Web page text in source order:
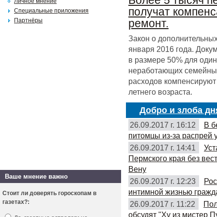
получат
ремонт.
Закон о
января 2016 года.
в размере 50% для
неработающих
расходов
летнего возраста.
Добро и злоба
26.09.2017 г. 16:12
В
питомцы из-за распрей
26.09.2017 г. 14:41
Пермского края без
Вену
26.09.2017 г. 12:23
интимной жизнью
26.09.2017 г. 11:22
обсудят "Ху из мистер
Специальные приложения
Партнёры
Ваше мнение важно
Стоит ли доверять гороскопам в
газетах?: